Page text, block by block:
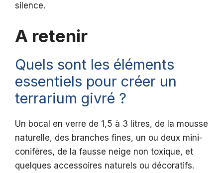
silence.
A retenir
Quels sont les éléments
essentiels pour créer un
terrarium givré ?
Un bocal en verre de 1,5 à 3 litres, de la mousse
naturelle, des branches fines, un ou deux mini-
conifères, de la fausse neige non toxique, et
quelques accessoires naturels ou décoratifs.